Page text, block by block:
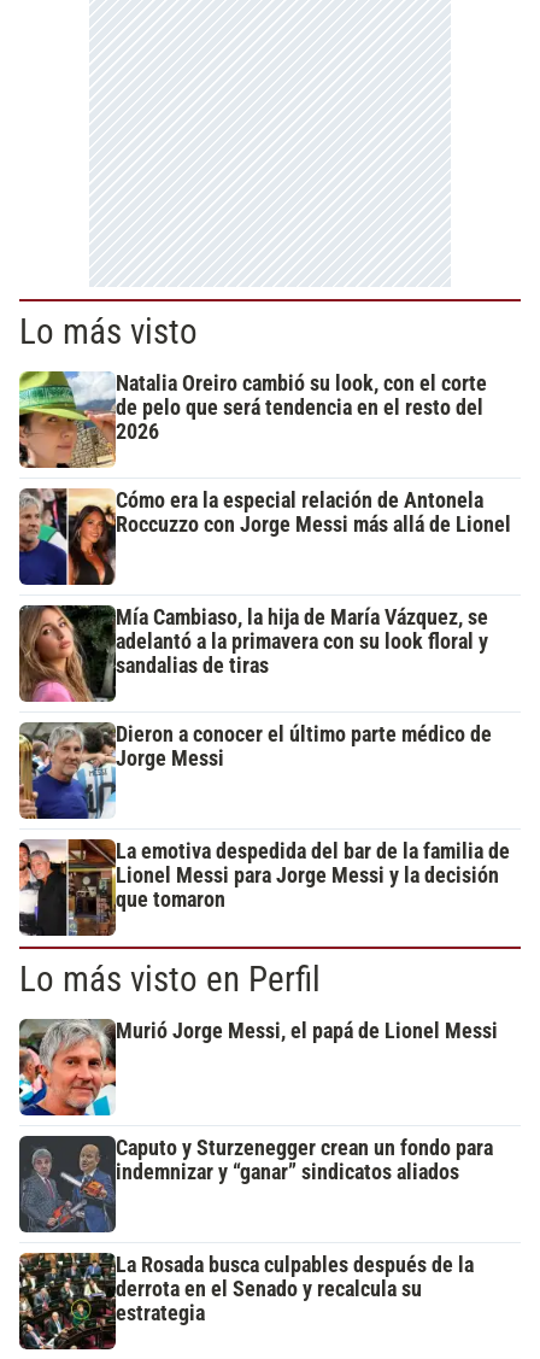
Lo más visto
Natalia Oreiro cambió su look, con el corte
de pelo que será tendencia en el resto del
2026
Cómo era la especial relación de Antonela
Roccuzzo con Jorge Messi más allá de Lionel
Mía Cambiaso, la hija de María Vázquez, se
adelantó a la primavera con su look floral y
sandalias de tiras
Dieron a conocer el último parte médico de
Jorge Messi
La emotiva despedida del bar de la familia de
Lionel Messi para Jorge Messi y la decisión
que tomaron
Lo más visto en Perfil
Murió Jorge Messi, el papá de Lionel Messi
Caputo y Sturzenegger crean un fondo para
indemnizar y “ganar” sindicatos aliados
La Rosada busca culpables después de la
derrota en el Senado y recalcula su
estrategia